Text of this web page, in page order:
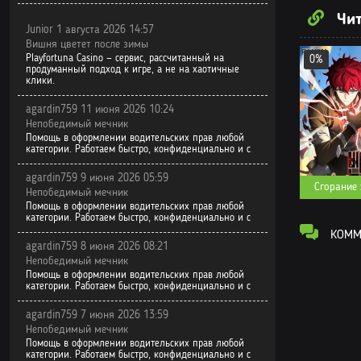
Том 5.
Том 5.
Том 5.
Том 5. Глава
Том 5.
Том 5.
Том 5. Глава
Том 6.
0%
Сгорание
Junior 1 августа 2026 14:57
Вишня цветет после зимы
Playfortuna Casino — сервис, рассчитанный на
продуманный подход к игре, а не на хаотичные
клики.
agardin759 11 июня 2026 10:24
Непобедимый мечник
Помощь в оформлении водительских прав любой
категории. Работаем быстро, конфиденциально и с
agardin759 9 июня 2026 05:59
Непобедимый мечник
Помощь в оформлении водительских прав любой
категории. Работаем быстро, конфиденциально и с
agardin759 8 июня 2026 08:21
Непобедимый мечник
Помощь в оформлении водительских прав любой
категории. Работаем быстро, конфиденциально и с
agardin759 7 июня 2026 13:59
Непобедимый мечник
Помощь в оформлении водительских прав любой
категории. Работаем быстро, конфиденциально и с